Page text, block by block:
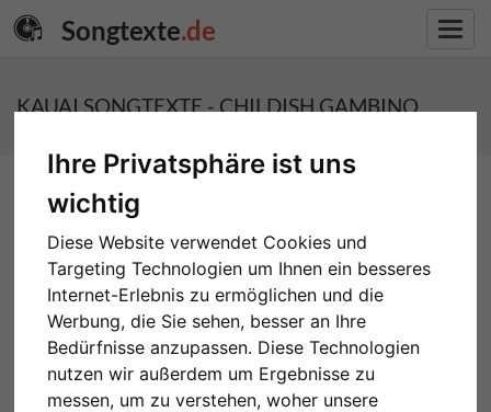
Ihre Privatsphäre ist uns
wichtig
Diese Website verwendet Cookies und
Targeting Technologien um Ihnen ein besseres
Internet-Erlebnis zu ermöglichen und die
Werbung, die Sie sehen, besser an Ihre
Bedürfnisse anzupassen. Diese Technologien
nutzen wir außerdem um Ergebnisse zu
messen, um zu verstehen, woher unsere
Songtexte.de
KAUAI SONGTEXTE - CHILDISH GAMBINO